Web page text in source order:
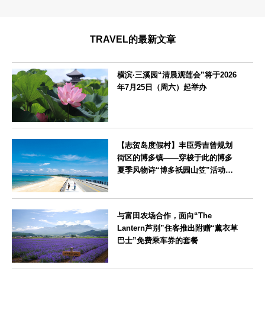
TRAVEL的最新文章
横滨·三溪园“清晨观莲会”将于2026
年7月25日（周六）起举办
【志贺岛度假村】丰臣秀吉曾规划
街区的博多镇——穿梭于此的博多
夏季风物诗“博多祇园山笠”活动期
与富田农场合作，面向“The
Lantern芦别”住客推出附赠“薰衣草
巴士”免费乘车券的套餐